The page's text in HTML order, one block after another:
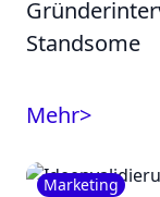
Standsome
Mehr>
Marketing